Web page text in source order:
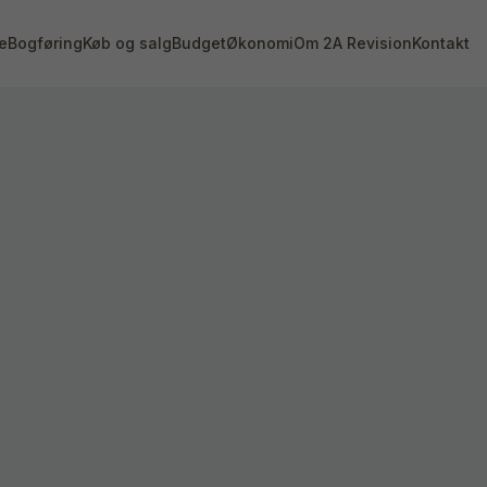
BogføringKøb og salgBudgetØkonomiOm 2A RevisionKontakt